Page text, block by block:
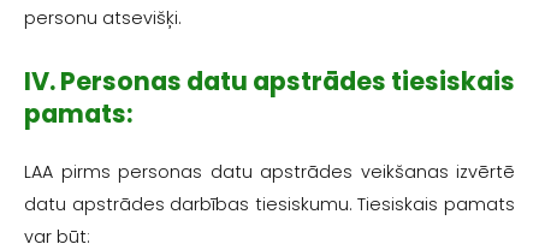
personu atsevišķi.
IV. Personas datu apstrādes tiesiskais
pamats:
LAA pirms personas datu apstrādes veikšanas izvērtē
datu apstrādes darbības tiesiskumu. Tiesiskais pamats
var būt: